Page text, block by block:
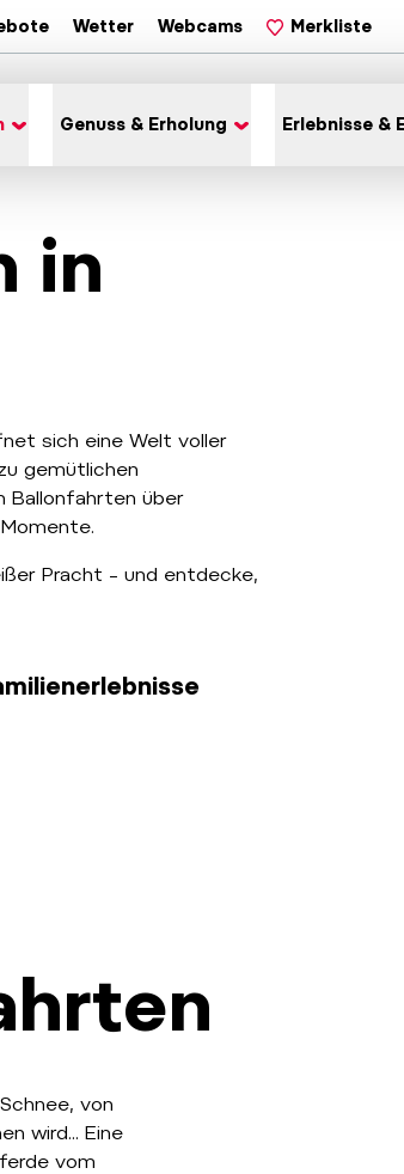
Wetter Webcams Merkliste
Genuss & Erholung Erlebnisse &
in
sich eine Welt voller
gemütlichen
Ballonfahrten über
Pracht – und entdecke,
von
wird... Eine
vom